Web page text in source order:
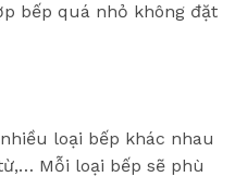
bếp quá nhỏ không đặt
loại bếp khác nhau
Mỗi loại bếp sẽ phù